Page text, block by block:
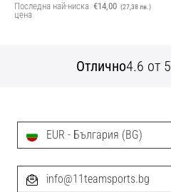
Последна най-ниска
цена
€14,00 (27,38 лв.)
Отлично4.6 от 5
EUR - България (BG)
info@11teamsports.bg